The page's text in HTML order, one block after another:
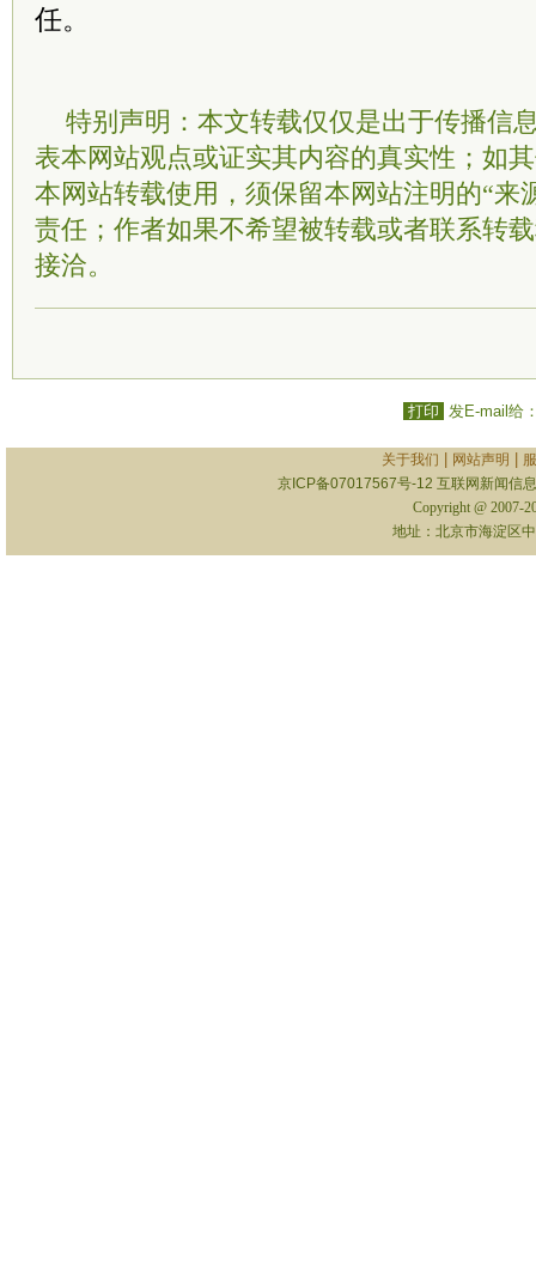
任。
特别声明：本文转载仅仅是出于传播信
表本网站观点或证实其内容的真实性；如
本网站转载使用，须保留本网站注明的“来
责任；作者如果不希望被转载或者联系转
接洽。
打印 发E-mail给
关于我们 网站声明
京ICP备07017567号-12 互联网新闻信
Copyright @ 2007-
地址：北京市海淀区